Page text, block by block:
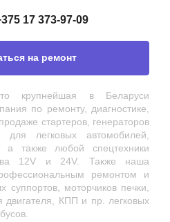
17 373-97-09
на ремонт
крупнейшая в Беларуси
по ремонту, диагностике,
стартеров, генераторов
легковых автомобилей,
а также любой спецтехники
12V и 24V. Также наша
ремонтом и
суппортов, моторчиков печки,
двигателя, КПП и пр. легковых